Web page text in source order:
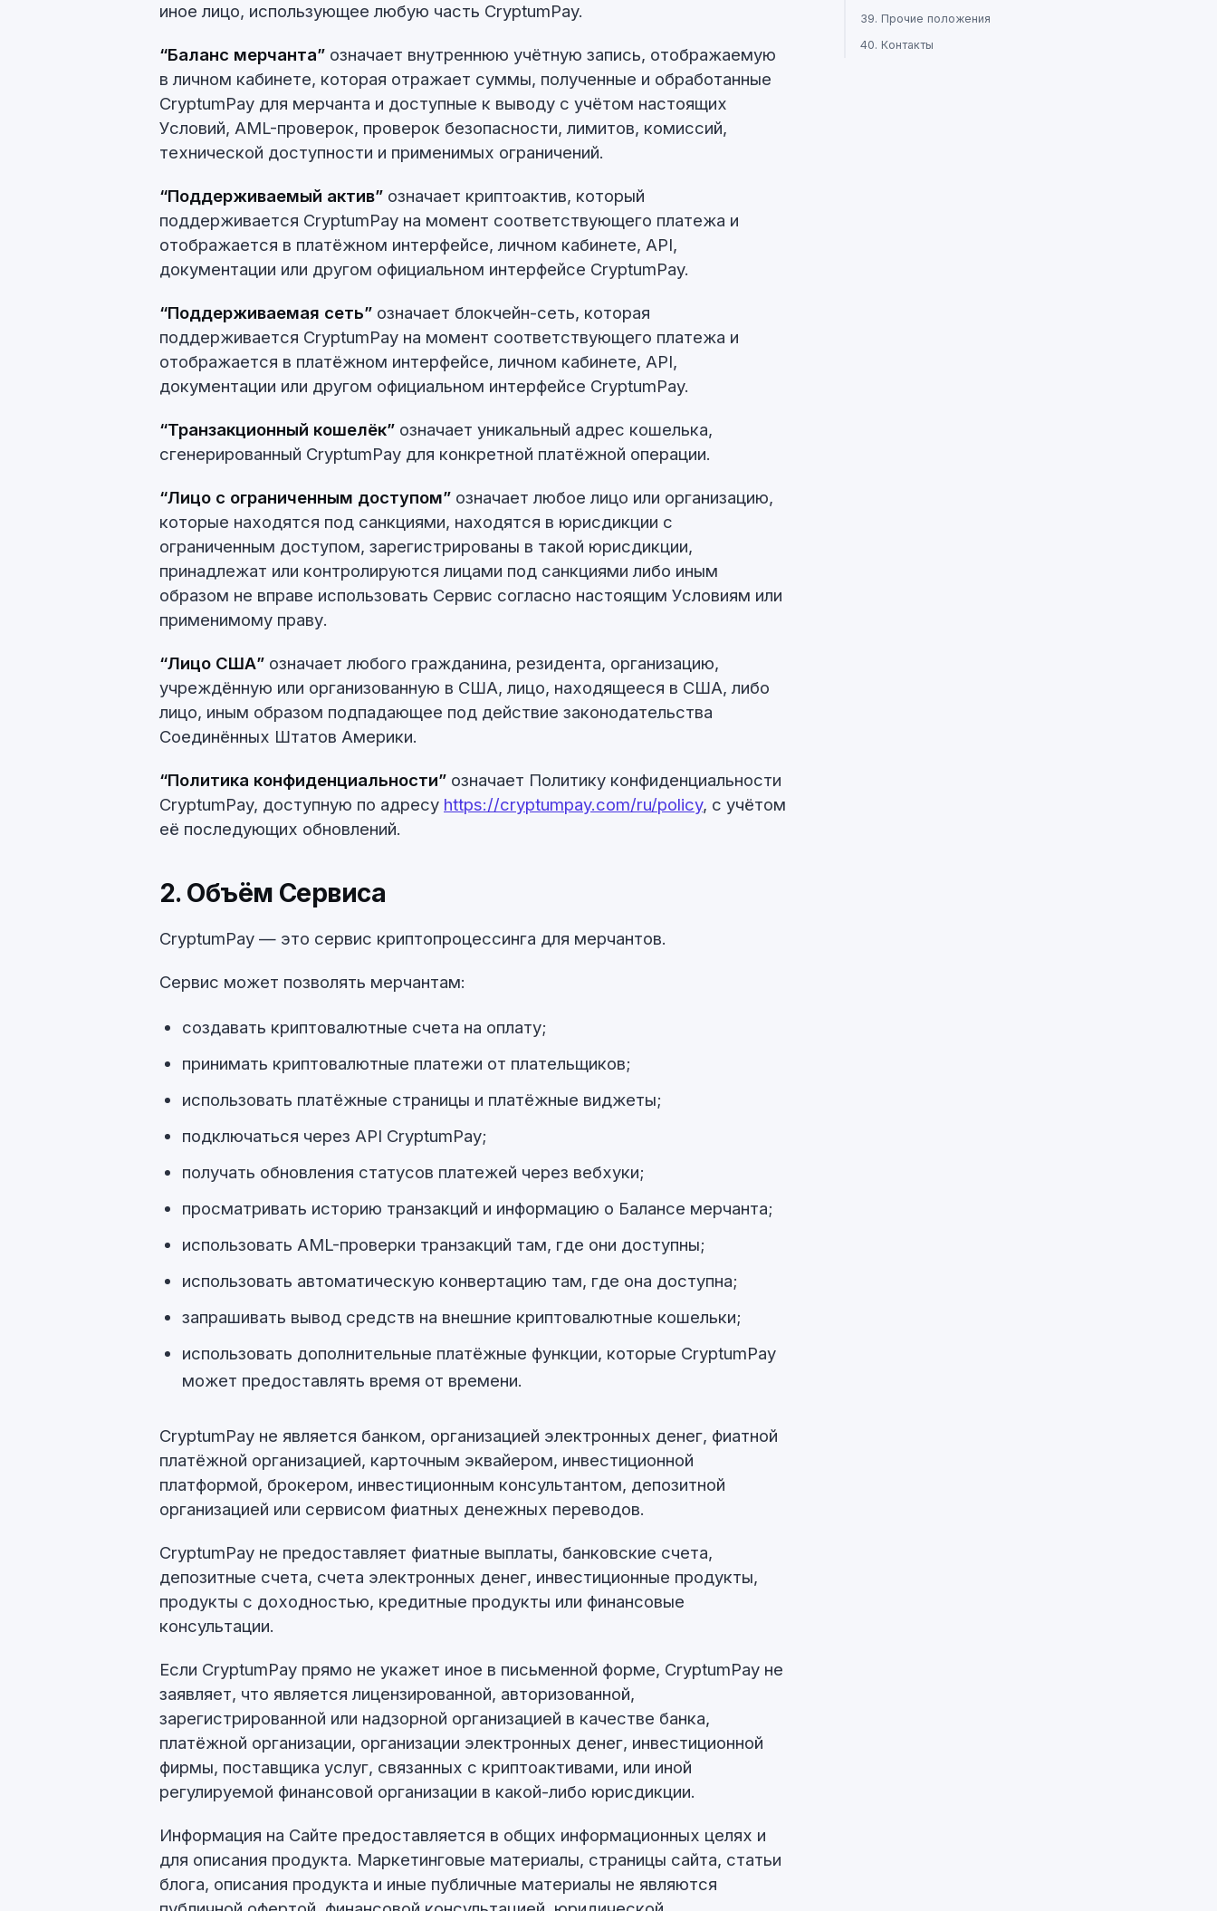
иное лицо, использующее любую часть CryptumPay.
“Баланс мерчанта” означает внутреннюю учётную запись, отображаемую
в личном кабинете, которая отражает суммы, полученные и обработанные
CryptumPay для мерчанта и доступные к выводу с учётом настоящих
Условий, AML-проверок, проверок безопасности, лимитов, комиссий,
технической доступности и применимых ограничений.
“Поддерживаемый актив” означает криптоактив, который
поддерживается CryptumPay на момент соответствующего платежа и
отображается в платёжном интерфейсе, личном кабинете, API,
документации или другом официальном интерфейсе CryptumPay.
“Поддерживаемая сеть” означает блокчейн-сеть, которая
поддерживается CryptumPay на момент соответствующего платежа и
отображается в платёжном интерфейсе, личном кабинете, API,
документации или другом официальном интерфейсе CryptumPay.
“Транзакционный кошелёк” означает уникальный адрес кошелька,
сгенерированный CryptumPay для конкретной платёжной операции.
“Лицо с ограниченным доступом” означает любое лицо или организацию,
которые находятся под санкциями, находятся в юрисдикции с
ограниченным доступом, зарегистрированы в такой юрисдикции,
принадлежат или контролируются лицами под санкциями либо иным
образом не вправе использовать Сервис согласно настоящим Условиям или
применимому праву.
“Лицо США” означает любого гражданина, резидента, организацию,
учреждённую или организованную в США, лицо, находящееся в США, либо
лицо, иным образом подпадающее под действие законодательства
Соединённых Штатов Америки.
“Политика конфиденциальности” означает Политику конфиденциальности
CryptumPay, доступную по адресу https://cryptumpay.com/ru/policy, с учётом
её последующих обновлений.
2. Объём Сервиса
CryptumPay — это сервис криптопроцессинга для мерчантов.
Сервис может позволять мерчантам:
создавать криптовалютные счета на оплату;
принимать криптовалютные платежи от плательщиков;
использовать платёжные страницы и платёжные виджеты;
подключаться через API CryptumPay;
получать обновления статусов платежей через вебхуки;
просматривать историю транзакций и информацию о Балансе мерчанта;
использовать AML-проверки транзакций там, где они доступны;
использовать автоматическую конвертацию там, где она доступна;
запрашивать вывод средств на внешние криптовалютные кошельки;
использовать дополнительные платёжные функции, которые CryptumPay
может предоставлять время от времени.
CryptumPay не является банком, организацией электронных денег, фиатной
платёжной организацией, карточным эквайером, инвестиционной
платформой, брокером, инвестиционным консультантом, депозитной
организацией или сервисом фиатных денежных переводов.
CryptumPay не предоставляет фиатные выплаты, банковские счета,
депозитные счета, счета электронных денег, инвестиционные продукты,
продукты с доходностью, кредитные продукты или финансовые
консультации.
Если CryptumPay прямо не укажет иное в письменной форме, CryptumPay не
заявляет, что является лицензированной, авторизованной,
зарегистрированной или надзорной организацией в качестве банка,
платёжной организации, организации электронных денег, инвестиционной
фирмы, поставщика услуг, связанных с криптоактивами, или иной
регулируемой финансовой организации в какой-либо юрисдикции.
Информация на Сайте предоставляется в общих информационных целях и
для описания продукта. Маркетинговые материалы, страницы сайта, статьи
блога, описания продукта и иные публичные материалы не являются
39. Прочие положения
40. Контакты